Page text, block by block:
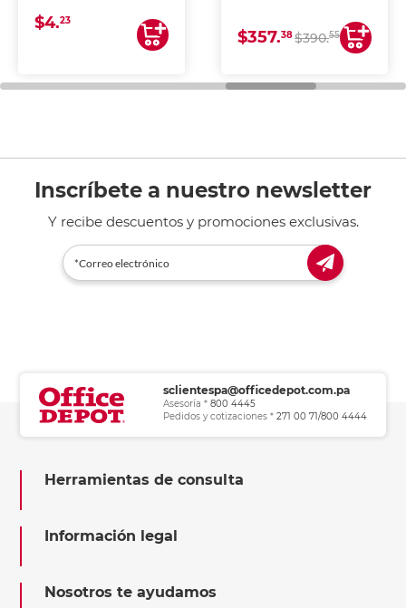
uniforme, ideal para
impresoras de inyección
de tinta y láser,
general de oficina.
$4.23
COPIA Y ESCANEA)
$357.38$390.55
Inscríbete a nuestro newsletter
Y recibe descuentos y promociones exclusivas.
sclientespa@officedepot.com.pa
Asesoría * 800 4445
Pedidos y cotizaciones * 271 00 71/800 4444
Herramientas de consulta
Información legal
Nosotros te ayudamos